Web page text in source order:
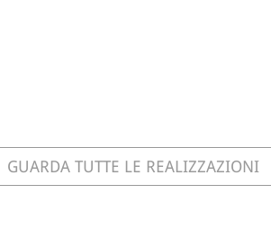
GUARDA TUTTE LE REALIZZAZIONI